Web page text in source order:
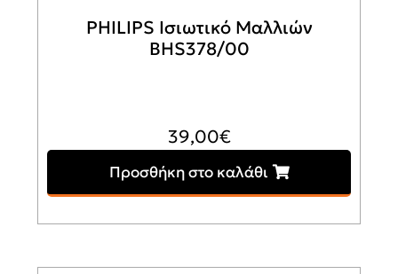
PHILIPS Ισιωτικό Μαλλιών
BHS378/00
39,00€
Προσθήκη στο καλάθι